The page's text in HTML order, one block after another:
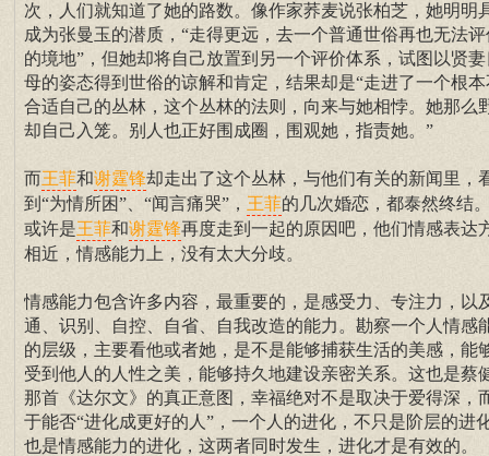
次，人们就知道了她的路数。像作家荞麦说张柏芝，她明明
成为张曼玉的潜质，“走得更远，去一个普通世俗再也无法评
的境地”，但她却将自己放置到另一个评价体系，试图以贤妻
母的姿态得到世俗的谅解和肯定，结果却是“走进了一个根本
合适自己的丛林，这个丛林的法则，向来与她相悖。她那么
却自己入笼。别人也正好围成圈，围观她，指责她。”
而王菲和谢霆锋却走出了这个丛林，与他们有关的新闻里，
到“为情所困”、“闻言痛哭”， 王菲的几次婚恋，都泰然终结
或许是王菲和谢霆锋再度走到一起的原因吧，他们情感表达
相近，情感能力上，没有太大分歧。
情感能力包含许多内容，最重要的，是感受力、专注力，以
通、识别、自控、自省、自我改造的能力。勘察一个人情感
的层级，主要看他或者她，是不是能够捕获生活的美感，能
受到他人的人性之美，能够持久地建设亲密关系。这也是蔡
那首《达尔文》的真正意图，幸福绝对不是取决于爱得深，
于能否“进化成更好的人”，一个人的进化，不只是阶层的进
也是情感能力的进化，这两者同时发生，进化才是有效的。